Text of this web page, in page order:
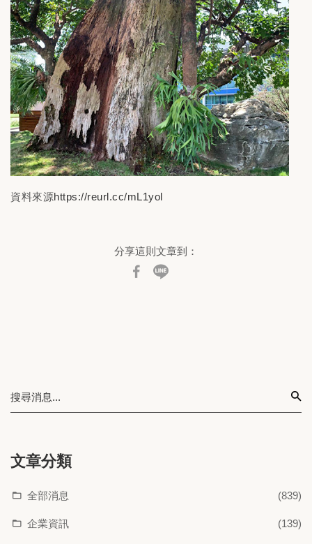
文章分類
全部消息 (839)
企業資訊 (139)
資料來源https://reurl.cc/mL1yol
分享這則文章到：